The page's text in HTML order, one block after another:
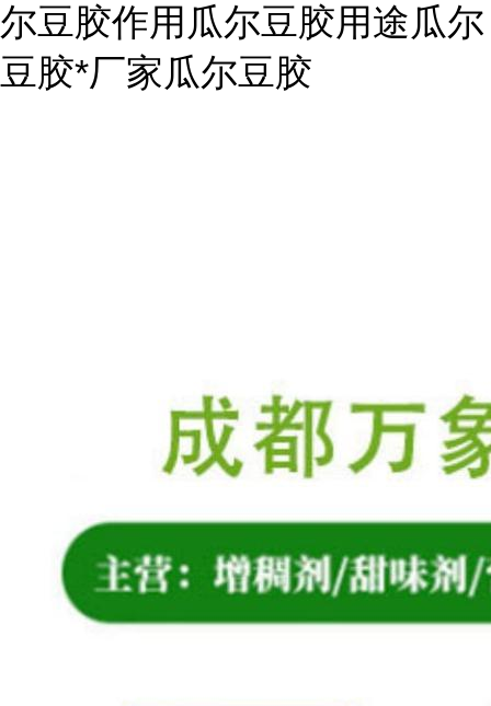
尔豆胶作用瓜尔豆胶用途瓜尔
豆胶*厂家瓜尔豆胶